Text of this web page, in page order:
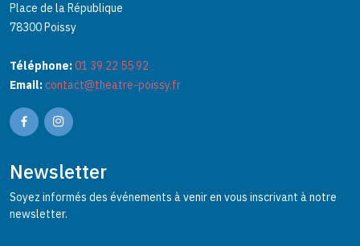
Place de la République
78300 Poissy
Téléphone:01 39 22 55 92
Email:contact@theatre-poissy.fr
Newsletter
Soyez informés des événements à venir en vous inscrivant à notre
newsletter.